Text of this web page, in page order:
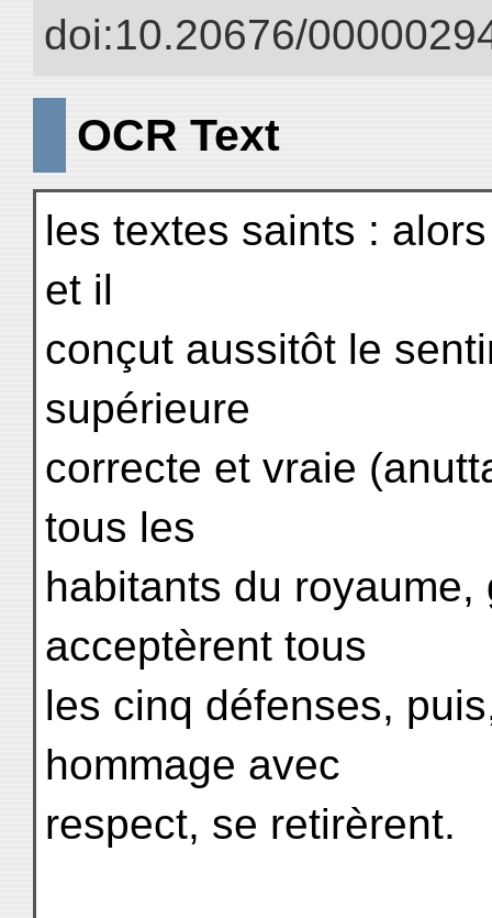
doi:10.20676/
OCR Text
les textes saints :
et il
conçut aussitôt le
supérieure
correcte et vraie
tous les
habitants du
acceptèrent tous
les cinq défenses,
hommage avec
respect, se retirèrent.